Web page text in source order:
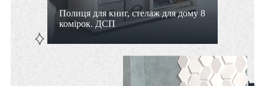
Полиця для книг, стелаж для дому 8
комірок. ДСП